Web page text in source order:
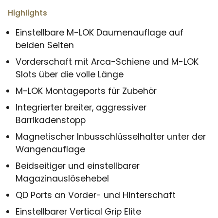
Highlights
Einstellbare M-LOK Daumenauflage auf
beiden Seiten
Vorderschaft mit Arca-Schiene und M-LOK
Slots über die volle Länge
M-LOK Montageports für Zubehör
Integrierter breiter, aggressiver
Barrikadenstopp
Magnetischer Inbusschlüsselhalter unter der
Wangenauflage
Beidseitiger und einstellbarer
Magazinauslösehebel
QD Ports an Vorder- und Hinterschaft
Einstellbarer Vertical Grip Elite